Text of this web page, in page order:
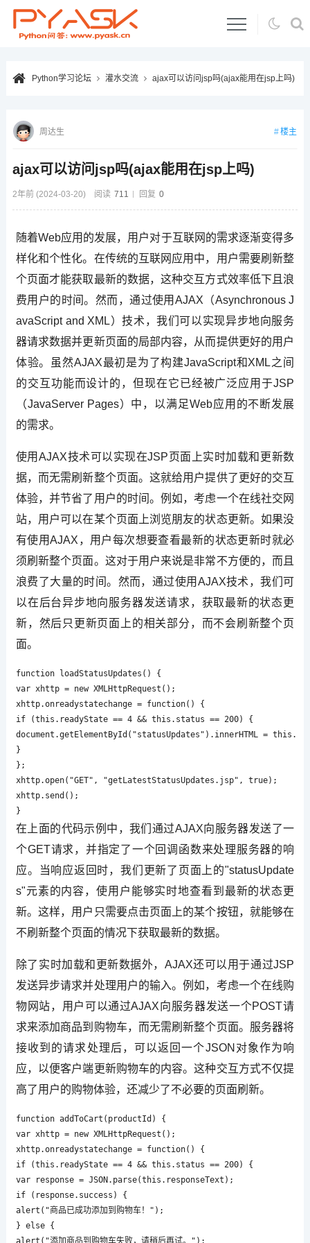
Python学习论坛 灌水交流 ajax可以访问jsp吗(ajax能用在jsp上吗)
ajax可以访问jsp吗(ajax能用在jsp上吗)
2年前 (2024-03-20) 阅读 711 回复 0
周达生 楼主
随着Web应用的发展，用户对于互联网的需求逐渐变得多
样化和个性化。在传统的互联网应用中，用户需要刷新整
个页面才能获取最新的数据，这种交互方式效率低下且浪
费用户的时间。然而，通过使用AJAX（Asynchronous J
avaScript and XML）技术，我们可以实现异步地向服务
器请求数据并更新页面的局部内容，从而提供更好的用户
体验。虽然AJAX最初是为了构建JavaScript和XML之间
的交互功能而设计的，但现在它已经被广泛应用于JSP
（JavaServer Pages）中，以满足Web应用的不断发展
的需求。
使用AJAX技术可以实现在JSP页面上实时加载和更新数
据，而无需刷新整个页面。这就给用户提供了更好的交互
体验，并节省了用户的时间。例如，考虑一个在线社交网
站，用户可以在某个页面上浏览朋友的状态更新。如果没
有使用AJAX，用户每次想要查看最新的状态更新时就必
须刷新整个页面。这对于用户来说是非常不方便的，而且
浪费了大量的时间。然而，通过使用AJAX技术，我们可
以在后台异步地向服务器发送请求，获取最新的状态更
新，然后只更新页面上的相关部分，而不会刷新整个页
面。
function loadStatusUpdates() {
var xhttp = new XMLHttpRequest();
xhttp.onreadystatechange = function() {
if (this.readyState == 4 && this.status == 200) {
document.getElementById("statusUpdates").innerHTML =
}
};
xhttp.open("GET", "getLatestStatusUpdates.jsp", true);
xhttp.send();
}
在上面的代码示例中，我们通过AJAX向服务器发送了一
个GET请求，并指定了一个回调函数来处理服务器的响
应。当响应返回时，我们更新了页面上的"statusUpdate
s"元素的内容，使用户能够实时地查看到最新的状态更
新。这样，用户只需要点击页面上的某个按钮，就能够在
不刷新整个页面的情况下获取最新的数据。
除了实时加载和更新数据外，AJAX还可以用于通过JSP
发送异步请求并处理用户的输入。例如，考虑一个在线购
物网站，用户可以通过AJAX向服务器发送一个POST请
求来添加商品到购物车，而无需刷新整个页面。服务器将
接收到的请求处理后，可以返回一个JSON对象作为响
应，以便客户端更新购物车的内容。这种交互方式不仅提
高了用户的购物体验，还减少了不必要的页面刷新。
function addToCart(productId) {
var xhttp = new XMLHttpRequest();
xhttp.onreadystatechange = function() {
if (this.readyState == 4 && this.status == 200) {
var response = JSON.parse(this.responseText);
if (response.success) {
alert("商品已成功添加到购物车！");
} else {
alert("添加商品到购物车失败，请稍后再试。");